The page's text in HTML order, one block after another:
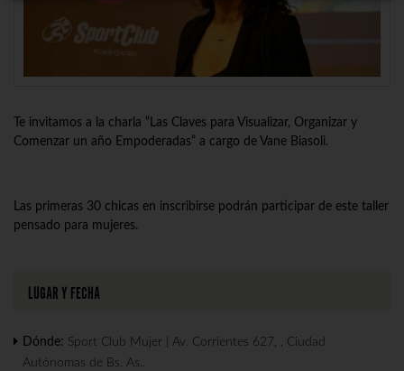
Te invitamos a la charla “Las Claves para Visualizar, Organizar y
Comenzar un año Empoderadas” a cargo de Vane Biasoli.
Las primeras 30 chicas en inscribirse podrán participar de este taller
pensado para mujeres.
LUGAR Y FECHA
Dónde: Sport Club Mujer | Av. Corrientes 627, , Ciudad
Autónomas de Bs. As..
exclusivos para clientes Banco Comafi.
UNIRSE AL BANCO